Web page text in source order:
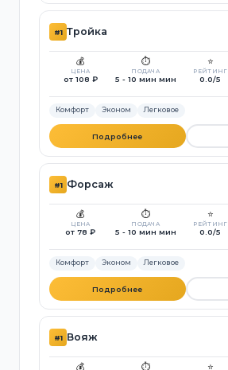
#1 Тройка
💰
ЦЕНА
от 108 ₽
⏱️
ПОДАЧА
5 - 10 мин мин
⭐
РЕЙТИНГ
0.0/5
Комфорт Эконом Легковое
Подробнее
#1 Форсаж
💰
ЦЕНА
от 78 ₽
⏱️
ПОДАЧА
5 - 10 мин мин
⭐
РЕЙТИНГ
0.0/5
Комфорт Эконом Легковое
Подробнее
#1 Вояж
💰 ⏱️ ⭐